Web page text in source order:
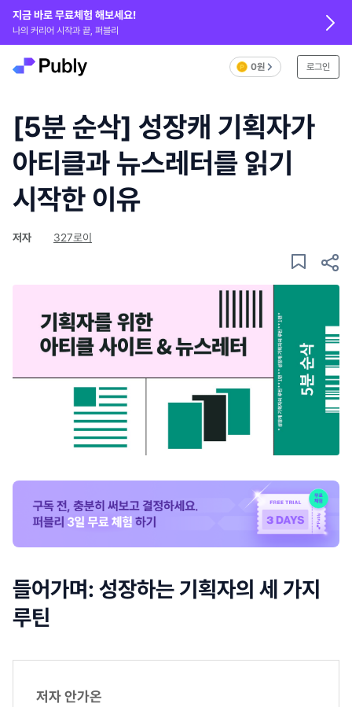
지금 바로 무료체험 해보세요!
나의 커리어 시작과 끝, 퍼블리
0원 로그인
[5분 순삭] 성장캐 기획자가
아티클과 뉴스레터를 읽기
시작한 이유
저자 327로이
들어가며: 성장하는 기획자의 세 가지
루틴
저자 안가온